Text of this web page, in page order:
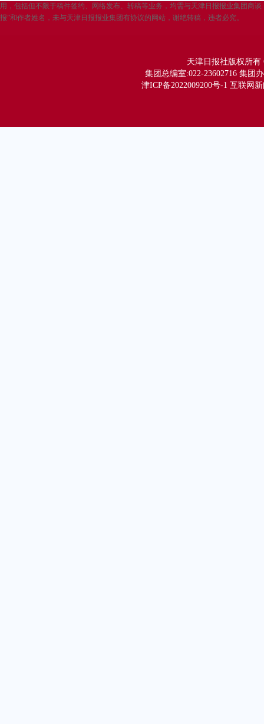
足
据
用，包括但不限于稿件签约、网络发布、转稿等业务，均需与天津日报报业集团商
报”和作者姓名，未与天津日报报业集团有协议的网站，谢绝转稿，违者必究。
天津日报社版权所有
集团总编室:022-23602716 集团
津ICP备2022009200号-1 互联网